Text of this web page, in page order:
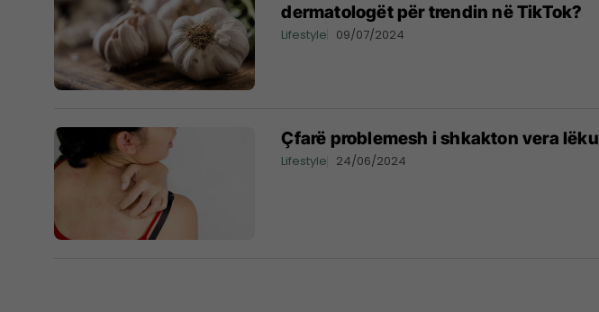
dermatologët për trendin në TikTok?
Lifestyle 09/07/2024
Çfarë problemesh i shkakton vera
Lifestyle 24/06/2024